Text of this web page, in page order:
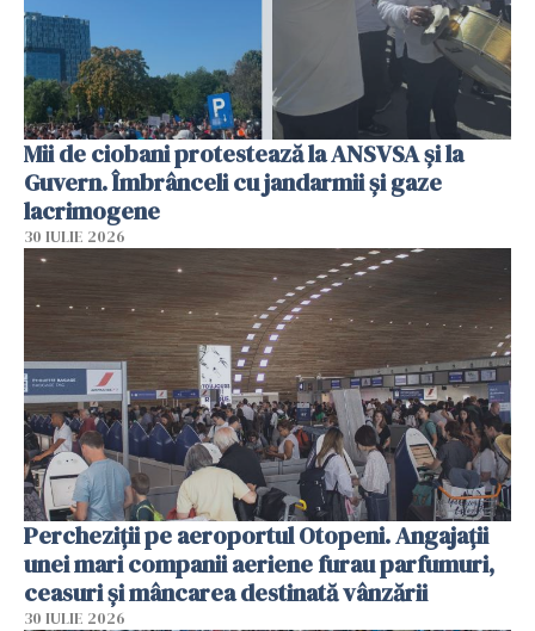
Mii de ciobani protestează la ANSVSA și la
Guvern. Îmbrânceli cu jandarmii și gaze
lacrimogene
30 IULIE 2026
Percheziții pe aeroportul Otopeni. Angajații
unei mari companii aeriene furau parfumuri,
ceasuri și mâncarea destinată vânzării
30 IULIE 2026